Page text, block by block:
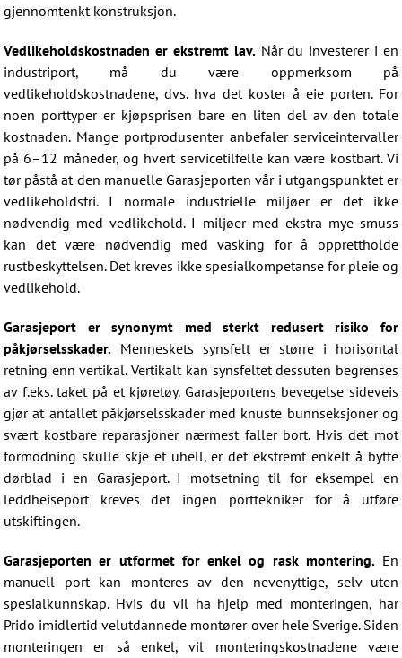
gjennomtenkt konstruksjon.
Vedlikeholdskostnaden er ekstremt lav.Når du investerer i en
industriport, må du være oppmerksom på
vedlikeholdskostnadene, dvs. hva det koster å eie porten. For
noen porttyper er kjøpsprisen bare en liten del av den totale
kostnaden. Mange portprodusenter anbefaler serviceintervaller
på 6–12 måneder, og hvert servicetilfelle kan være kostbart. Vi
tør påstå at den manuelle Garasjeporten vår i utgangspunktet er
vedlikeholdsfri. I normale industrielle miljøer er det ikke
nødvendig med vedlikehold. I miljøer med ekstra mye smuss
kan det være nødvendig med vasking for å opprettholde
rustbeskyttelsen. Det kreves ikke spesialkompetanse for pleie og
vedlikehold.
Garasjeport er synonymt med sterkt redusert risiko for
påkjørselsskader. Menneskets synsfelt er større i horisontal
retning enn vertikal. Vertikalt kan synsfeltet dessuten begrenses
av f.eks. taket på et kjøretøy. Garasjeportens bevegelse sideveis
gjør at antallet påkjørselsskader med knuste bunnseksjoner og
svært kostbare reparasjoner nærmest faller bort. Hvis det mot
formodning skulle skje et uhell, er det ekstremt enkelt å bytte
dørblad i en Garasjeport. I motsetning til for eksempel en
leddheiseport kreves det ingen porttekniker for å utføre
utskiftingen.
Garasjeporten er utformet for enkel og rask montering.En
manuell port kan monteres av den nevenyttige, selv uten
spesialkunnskap. Hvis du vil ha hjelp med monteringen, har
Prido imidlertid velutdannede montører over hele Sverige. Siden
monteringen er så enkel, vil monteringskostnadene være